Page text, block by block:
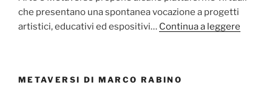
che presentano una spontanea vocazione a progetti
artistici, educativi ed espositivi… Continua a leggere
METAVERSI DI MARCO RABINO